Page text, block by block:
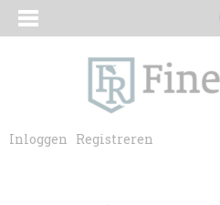
Inloggen Registreren